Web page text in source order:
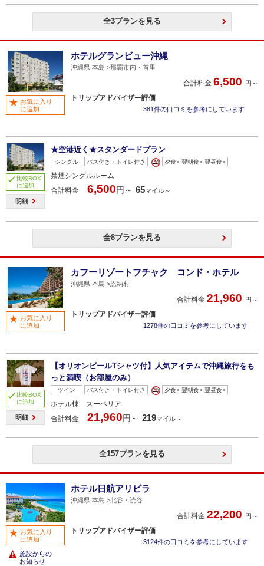
全3プランを見る
ホテルグランビュー沖縄
沖縄県 本島 那覇市内・首里
合計料金 6,500 円～
トリップアドバイザー評価
381件の口コミを参考にしています
お気に入り
に追加
比較BOX
に追加
明細
★空港近く★スタンダードプラン
シングル バス付き・トイレ付き 夕食× 翌朝食× 翌昼食×
禁煙シングルルーム
合計料金
6,500円～ 65マイル～
全8プランを見る
カフーリゾートフチャク コンド・ホテル
沖縄県 本島 恩納村
合計料金 21,960 円～
トリップアドバイザー評価
1278件の口コミを参考にしています
お気に入り
に追加
比較BOX
に追加
明細
【オリオンビールTシャツ付】人気アイテムで沖縄旅行をも
っと満喫（お部屋のみ）
ツイン バス付き・トイレ付き 夕食× 翌朝食× 翌昼食×
ホテル棟 スーペリア
合計料金
21,960円～ 219マイル～
全157プランを見る
ホテル日航アリビラ
沖縄県 本島 北谷・読谷
合計料金 22,200 円～
トリップアドバイザー評価
3124件の口コミを参考にしています
お気に入り
に追加
施設からの
お知らせ